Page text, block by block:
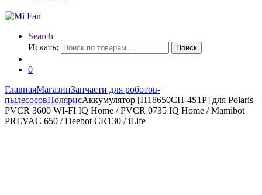
Search
Искать:
Поиск
0
ГлавнаяМагазинЗапчасти для роботов-
пылесосовПолярисАккумулятор [H18650CH-4S1P] для Polaris
PVCR 3600 WI-FI IQ Home / PVCR 0735 IQ Home / Mamibot
PREVAC 650 / Dееbоt СR130 / iLifе